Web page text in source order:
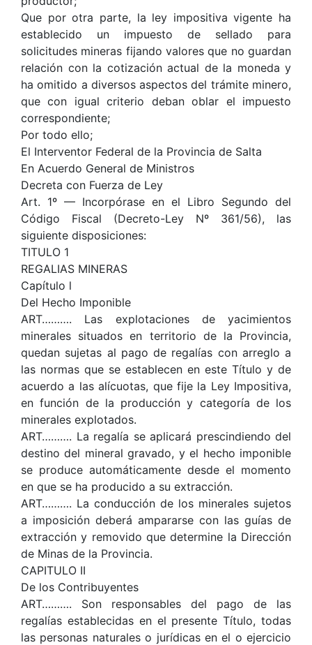
Que por otra parte, la ley impositiva vigente ha
establecido un impuesto de sellado para
solicitudes mineras fijando valores que no guardan
relación con la cotización actual de la moneda y
ha omitido a diversos aspectos del trámite minero,
que con igual criterio deban oblar el impuesto
correspondiente;
Por todo ello;
El Interventor Federal de la Provincia de Salta
En Acuerdo General de Ministros
Decreta con Fuerza de Ley
Art. 1º — Incorpórase en el Libro Segundo del
Código Fiscal (Decreto-Ley Nº 361/56), las
siguiente disposiciones:
TITULO 1
REGALIAS MINERAS
Capítulo l
Del Hecho Imponible
ART………. Las explotaciones de yacimientos
minerales situados en territorio de la Provincia,
quedan sujetas al pago de regalías con arreglo a
las normas que se establecen en este Título y de
acuerdo a las alícuotas, que fije la Ley Impositiva,
en función de la producción y categoría de los
minerales explotados.
ART………. La regalía se aplicará prescindiendo del
destino del mineral gravado, y el hecho imponible
se produce automáticamente desde el momento
en que se ha producido a su extracción.
ART………. La conducción de los minerales sujetos
a imposición deberá ampararse con las guías de
extracción y removido que determine la Dirección
de Minas de la Provincia.
CAPITULO II
De los Contribuyentes
ART………. Son responsables del pago de las
regalías establecidas en el presente Título, todas
las personas naturales o jurídicas en el o ejercicio